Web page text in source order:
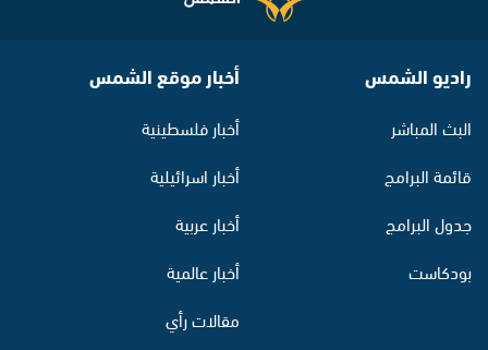
راديو الشمس
البث المباشر
قائمة البرامج
جدول البرامج
بودكاست
أخبار موقع الشمس
أخبار فلسطينية
أخبار اسرائيلية
أخبار عربية
أخبار عالمية
مقالات رأي